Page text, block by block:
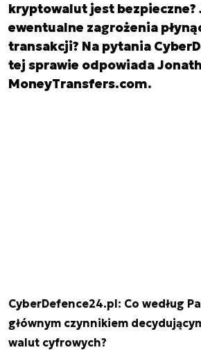
kryptowalut jest bezpieczne?
ewentualne zagrożenia
transakcji? Na pytania
tej sprawie odpowiada
MoneyTransfers.com.
CyberDefence24.pl: Co według
głównym czynnikiem
walut cyfrowych?